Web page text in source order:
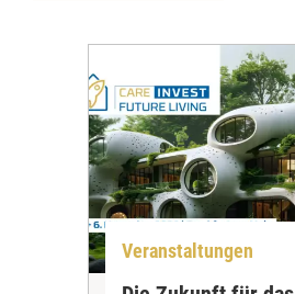
Veranstaltungen